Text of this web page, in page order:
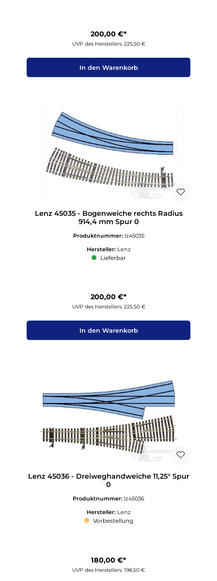
200,00 €*
UVP des Herstellers: 225,50 €
In den Warenkorb
Lenz 45035 - Bogenweiche rechts Radius
914,4 mm Spur 0
Produktnummer: lz45035
Hersteller: Lenz
Lieferbar
200,00 €*
UVP des Herstellers: 225,50 €
In den Warenkorb
Lenz 45036 - Dreiweghandweiche 11,25° Spur
0
Produktnummer: lz45036
Hersteller: Lenz
Vorbestellung
180,00 €*
UVP des Herstellers: 198,50 €